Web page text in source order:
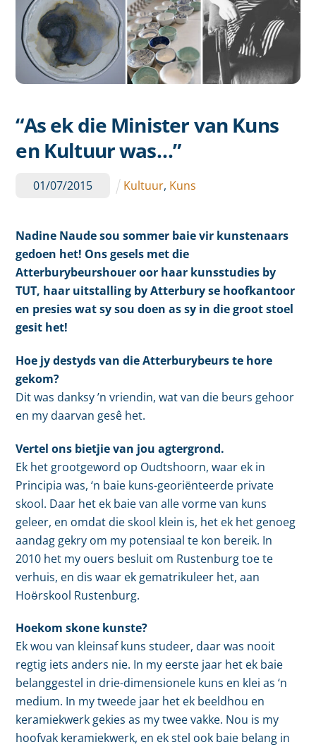
“As ek die Minister van Kuns
en Kultuur was…”
01/07/2015 Kultuur, Kuns
Nadine Naude sou sommer baie vir kunstenaars
gedoen het! Ons gesels met die
Atterburybeurshouer oor haar kunsstudies by
TUT, haar uitstalling by Atterbury se hoofkantoor
en presies wat sy sou doen as sy in die groot stoel
gesit het!
Hoe jy destyds van die Atterburybeurs te hore
gekom?
Dit was danksy ’n vriendin, wat van die beurs gehoor
en my daarvan gesê het.
Vertel ons bietjie van jou agtergrond.
Ek het grootgeword op Oudtshoorn, waar ek in
Principia was, ‘n baie kuns-georiënteerde private
skool. Daar het ek baie van alle vorme van kuns
geleer, en omdat die skool klein is, het ek het genoeg
aandag gekry om my potensiaal te kon bereik. In
2010 het my ouers besluit om Rustenburg toe te
verhuis, en dis waar ek gematrikuleer het, aan
Hoӫrskool Rustenburg.
Hoekom skone kunste?
Ek wou van kleinsaf kuns studeer, daar was nooit
regtig iets anders nie. In my eerste jaar het ek baie
belanggestel in drie-dimensionele kuns en klei as ‘n
medium. In my tweede jaar het ek beeldhou en
keramiekwerk gekies as my twee vakke. Nou is my
hoofvak keramiekwerk, en ek stel ook baie belang in